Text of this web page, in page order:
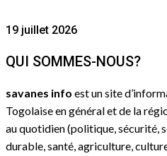
19 juillet 2026
QUI SOMMES-NOUS?
savanes info est un site
Togolaise en général et de la
au quotidien (politique, sécurité,
durable, santé, agriculture,